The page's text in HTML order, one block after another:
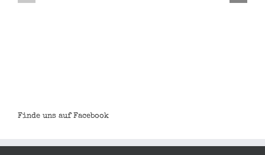
Finde uns auf Facebook